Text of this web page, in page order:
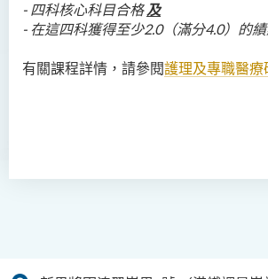
- 四科核心科目合格及
- 在這四科獲得至少2.0（滿分4.0）的
有關課程詳情，請參閱護理及專職醫療